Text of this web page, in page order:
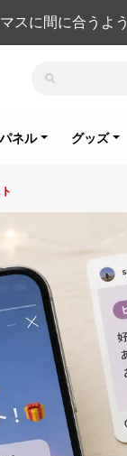
スに間に合うよ
ネル グッズ